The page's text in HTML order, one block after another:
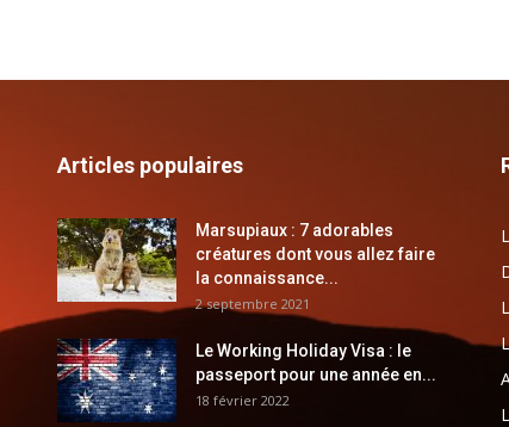
Articles populaires
Marsupiaux : 7 adorables
créatures dont vous allez faire
la connaissance...
2 septembre 2021
Le Working Holiday Visa : le
passeport pour une année en...
18 février 2022